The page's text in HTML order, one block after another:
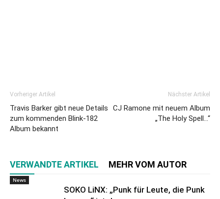
Vorheriger Artikel
Travis Barker gibt neue Details
zum kommenden Blink-182
Album bekannt
Nächster Artikel
CJ Ramone mit neuem Album
„The Holy Spell…“
VERWANDTE ARTIKEL MEHR VOM AUTOR
News
SOKO LiNX: „Punk für Leute, die Punk